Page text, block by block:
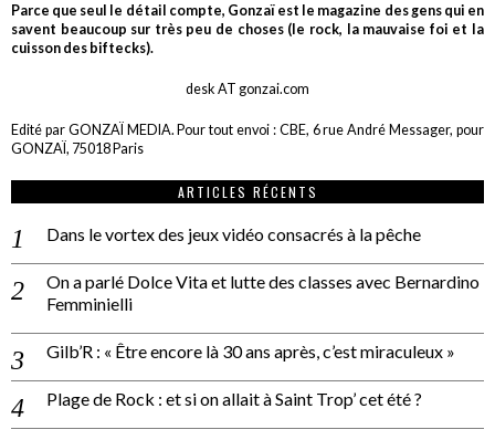
Parce que seul le détail compte, Gonzaï est le magazine des gens qui en
savent beaucoup sur très peu de choses (le rock, la mauvaise foi et la
cuisson des biftecks).
desk AT gonzai.com
Edité par GONZAÏ MEDIA. Pour tout envoi : CBE, 6 rue André Messager, pour
GONZAÏ, 75018 Paris
ARTICLES RÉCENTS
Dans le vortex des jeux vidéo consacrés à la pêche
On a parlé Dolce Vita et lutte des classes avec Bernardino
Femminielli
Gilb’R : « Être encore là 30 ans après, c’est miraculeux »
Plage de Rock : et si on allait à Saint Trop’ cet été ?